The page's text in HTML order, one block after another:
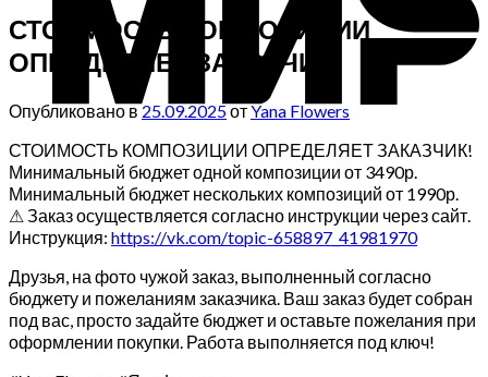
СТОИМОСТЬ КОМПОЗИЦИИ
ОПРЕДЕЛЯЕТ ЗАКАЗЧИК!
Опубликовано в25.09.2025отYana Flowers
СТОИМОСТЬ КОМПОЗИЦИИ ОПРЕДЕЛЯЕТ ЗАКАЗЧИК!
Минимальный бюджет одной композиции от 3490р.
Минимальный бюджет нескольких композиций от 1990р.
⚠ Заказ осуществляется согласно инструкции через сайт.
Инструкция: https://vk.com/topic-658897_41981970
Друзья, на фото чужой заказ, выполненный согласно
бюджету и пожеланиям заказчика. Ваш заказ будет собран
под вас, просто задайте бюджет и оставьте пожелания при
оформлении покупки. Работа выполняется под ключ!